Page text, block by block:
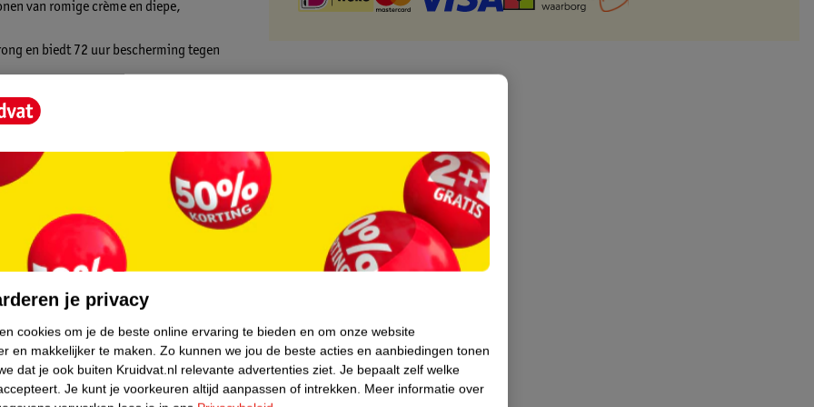
van romige crème en diepe,
en biedt 72 uur bescherming tegen
dat beter voor je is, natuurlijker, minder
van natuurlijke oorsprong
je met een kleine hoeveelheid actief
natuurlijke ingrediënten.
100% Wild.
Stick:
je privacy
cookies om je de beste online ervaring te bieden en om onze website
en makkelijker te maken. Zo kunnen we jou de beste acties en aanbiedingen tonen
dat je ook buiten Kruidvat.nl relevante advertenties ziet. Je bepaalt zelf welke
Je kunt je voorkeuren altijd aanpassen of intrekken. Meer informatie over